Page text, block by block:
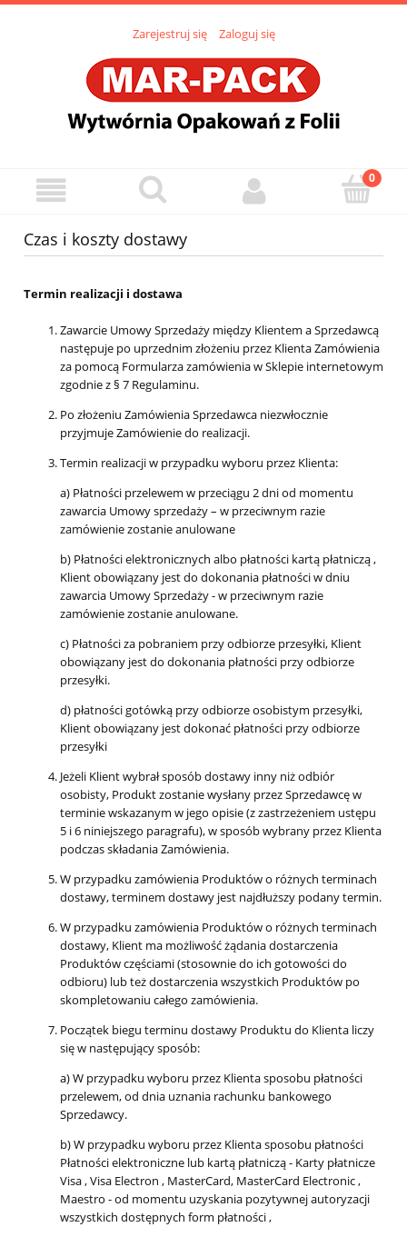
Zarejestruj się Zaloguj się
Czas i koszty dostawy
Termin realizacji i dostawa
Zawarcie Umowy Sprzedaży między Klientem a Sprzedawcą
następuje po uprzednim złożeniu przez Klienta Zamówienia
za pomocą Formularza zamówienia w Sklepie internetowym
zgodnie z § 7 Regulaminu.
Po złożeniu Zamówienia Sprzedawca niezwłocznie
przyjmuje Zamówienie do realizacji.
Termin realizacji w przypadku wyboru przez Klienta:
a) Płatności przelewem w przeciągu 2 dni od momentu
zawarcia Umowy sprzedaży – w przeciwnym razie
zamówienie zostanie anulowane
b) Płatności elektronicznych albo płatności kartą płatniczą ,
Klient obowiązany jest do dokonania płatności w dniu
zawarcia Umowy Sprzedaży - w przeciwnym razie
zamówienie zostanie anulowane.
c) Płatności za pobraniem przy odbiorze przesyłki, Klient
obowiązany jest do dokonania płatności przy odbiorze
przesyłki.
d) płatności gotówką przy odbiorze osobistym przesyłki,
Klient obowiązany jest dokonać płatności przy odbiorze
przesyłki
Jeżeli Klient wybrał sposób dostawy inny niż odbiór
osobisty, Produkt zostanie wysłany przez Sprzedawcę w
terminie wskazanym w jego opisie (z zastrzeżeniem ustępu
5 i 6 niniejszego paragrafu), w sposób wybrany przez Klienta
podczas składania Zamówienia.
W przypadku zamówienia Produktów o różnych terminach
dostawy, terminem dostawy jest najdłuższy podany termin.
W przypadku zamówienia Produktów o różnych terminach
dostawy, Klient ma możliwość żądania dostarczenia
Produktów częściami (stosownie do ich gotowości do
odbioru) lub też dostarczenia wszystkich Produktów po
skompletowaniu całego zamówienia.
Początek biegu terminu dostawy Produktu do Klienta liczy
się w następujący sposób:
a) W przypadku wyboru przez Klienta sposobu płatności
przelewem, od dnia uznania rachunku bankowego
Sprzedawcy.
b) W przypadku wyboru przez Klienta sposobu płatności
Płatności elektroniczne lub kartą płatniczą - Karty płatnicze
Visa , Visa Electron , MasterCard, MasterCard Electronic ,
Maestro - od momentu uzyskania pozytywnej autoryzacji
wszystkich dostępnych form płatności ,